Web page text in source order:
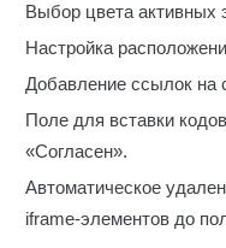
Выбор цвета активных
Настройка
Добавление ссылок на
Поле для вставки
«Согласен».
Автоматическое
iframe-элементов до